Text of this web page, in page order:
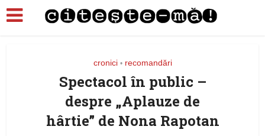
cronici • recomandări
Spectacol în public –
despre „Aplauze de
hârtie” de Nona Rapotan